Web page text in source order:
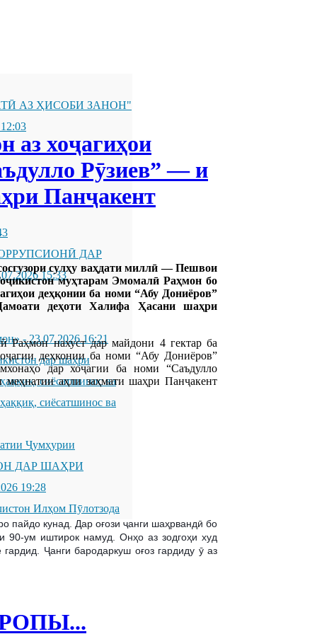
АЗ ҲИСОБИ ЗАНОН"
ДАР
15:33
-23.07.2026 16:21
дар шаҳри
сиёсатшинос ва
сиёсатшинос ва
Ҷумҳурии
ДАР ШАҲРИ
19:28
Илҳом Пӯлотзода
аз хоҷагиҳои
Рӯзиев” — и
Панҷакент
сулҳу ваҳдати миллӣ — Пешвои
муҳтарам Эмомалӣ Раҳмон бо
деҳқонии ба номи “Абу Дониёров”
деҳоти Халифа Ҳасани шаҳри
Раҳмон нахуст дар майдони 4 гектар ба
деҳконии ба номи “Абу Дониёров”
дар хоҷагии ба номи “Саъдулло
меҳнатии аҳли заҳмати шаҳри Панҷакент
пайдо кунад. Дар оғози ҷанги шаҳрвандӣ бо
90-ум иштирок намуд. Онҳо аз зодгоҳи худ
Ҷанги бародаркуш оғоз гардиду ӯ аз